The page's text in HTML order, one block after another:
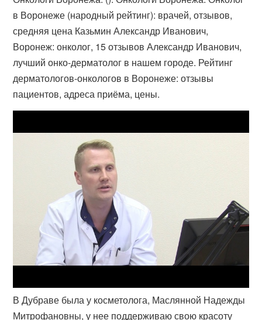
в Воронеже (​народный рейтинг): врачей, отзывов,
средняя цена Казьмин Александр Иванович,
Воронеж: онколог, 15 отзывов Александр Иванович,
лучший онко-дерматолог в нашем городе. Рейтинг
дерматологов-онкологов в Воронеже: отзывы
пациентов, адреса приёма, цены.
В Дубраве была у косметолога, Маслянной Надежды
Митрофановны, у нее поддерживаю свою красоту